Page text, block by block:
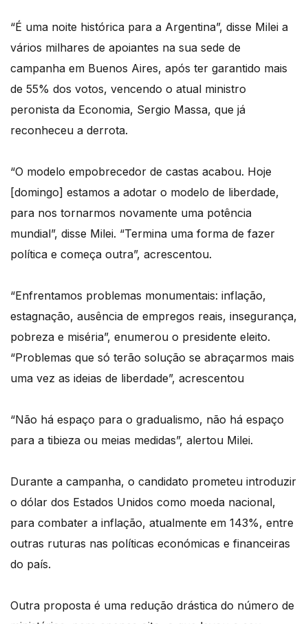
“É uma noite histórica para a Argentina”, disse Milei a
vários milhares de apoiantes na sua sede de
campanha em Buenos Aires, após ter garantido mais
de 55% dos votos, vencendo o atual ministro
peronista da Economia, Sergio Massa, que já
reconheceu a derrota.
“O modelo empobrecedor de castas acabou. Hoje
[domingo] estamos a adotar o modelo de liberdade,
para nos tornarmos novamente uma potência
mundial”, disse Milei. “Termina uma forma de fazer
política e começa outra”, acrescentou.
“Enfrentamos problemas monumentais: inflação,
estagnação, ausência de empregos reais, insegurança,
pobreza e miséria”, enumerou o presidente eleito.
“Problemas que só terão solução se abraçarmos mais
uma vez as ideias de liberdade”, acrescentou
“Não há espaço para o gradualismo, não há espaço
para a tibieza ou meias medidas”, alertou Milei.
Durante a campanha, o candidato prometeu introduzir
o dólar dos Estados Unidos como moeda nacional,
para combater a inflação, atualmente em 143%, entre
outras ruturas nas políticas económicas e financeiras
do país.
Outra proposta é uma redução drástica do número de